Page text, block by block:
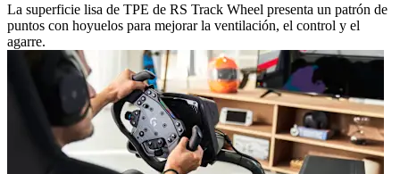
La superficie lisa de TPE de RS Track Wheel presenta un patrón de
puntos con hoyuelos para mejorar la ventilación, el control y el
agarre.